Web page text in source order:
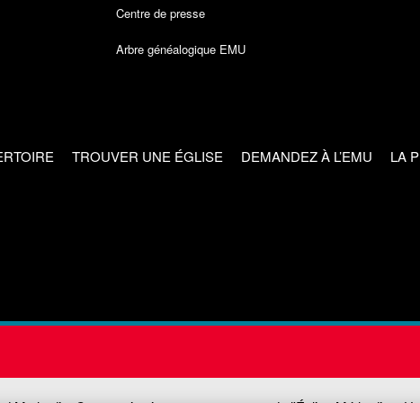
Centre de presse
Arbre généalogique EMU
TROUVER UNE ÉGLISE DEMANDEZ À L’EMU LA